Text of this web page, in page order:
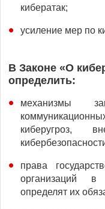
кибератак;
усиление мер по
В Законе «О
определить:
механизмы
киберугроз,
права
организаций в
определят их